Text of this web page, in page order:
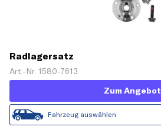
Radlagersatz
Art.-Nr. 1580-7613
Zum Angebot
Fahrzeug auswählen